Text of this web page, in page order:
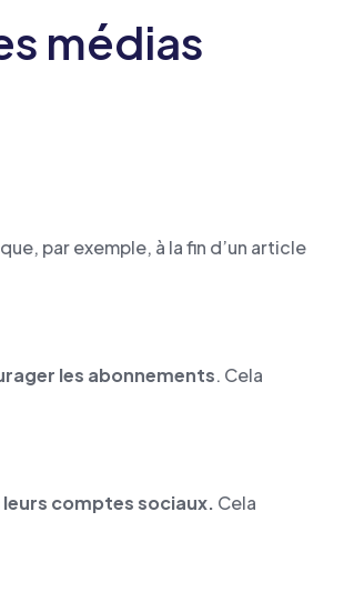
médias
par exemple, à la fin d’un article
les abonnements. Cela
comptes sociaux. Cela